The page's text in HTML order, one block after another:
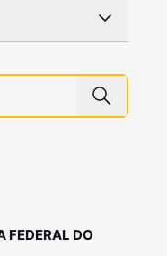
FEDERAL DO